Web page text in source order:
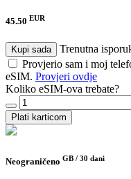
45.50 EUR
Kupi sada
Trenutna
Provjerio sam i moj
eSIM. Provjeri ovdje
Koliko eSIM-ova trebate?
Plati karticom
Neograničeno GB / 30 dani